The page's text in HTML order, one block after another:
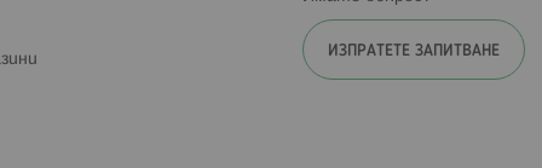
ИЗПРАТЕТЕ ЗАПИТВАНЕ